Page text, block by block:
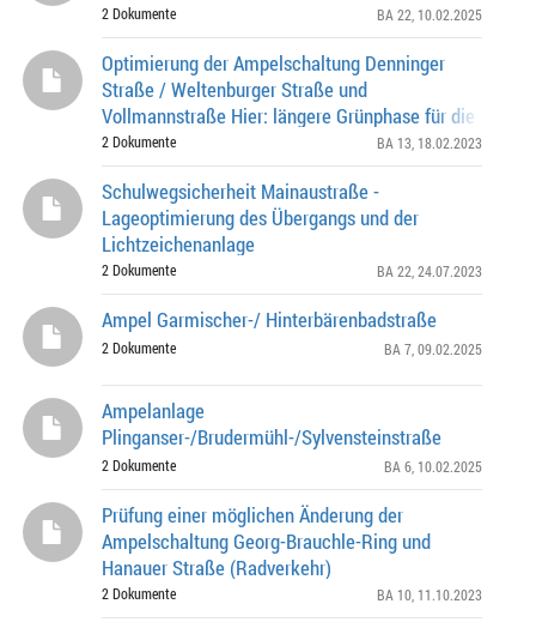
2 Dokumente BA 22 , 10.02.2025
Optimierung der Ampelschaltung Denninger
Straße / Weltenburger Straße und
Vollmannstraße Hier: längere Grünphase für die
Straße
2 Dokumente BA 13 , 18.02.2023
Schulwegsicherheit Mainaustraße -
Lageoptimierung des Übergangs und der
Lichtzeichenanlage
2 Dokumente BA 22 , 24.07.2023
Ampel Garmischer-/ Hinterbärenbadstraße
2 Dokumente BA 7 , 09.02.2025
Ampelanlage
Plinganser-/Brudermühl-/Sylvensteinstraße
2 Dokumente BA 6 , 10.02.2025
Prüfung einer möglichen Änderung der
Ampelschaltung Georg-Brauchle-Ring und
Hanauer Straße (Radverkehr)
2 Dokumente BA 10 , 11.10.2023